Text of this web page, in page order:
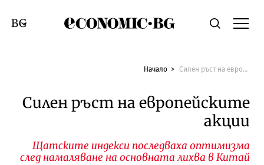
Economic.bgТърсене
Смяна на език
Начало Силен ръст на европейските акции
Силен ръст на европейските
акции
Щатските индекси последваха оптимизма
след намаляване на основната лихва в Китай